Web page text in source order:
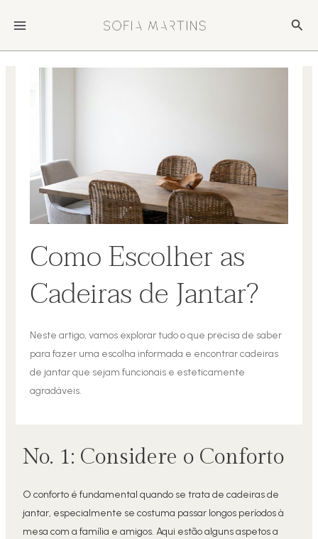
Como Escolher as
Cadeiras de Jantar?
Neste artigo, vamos explorar tudo o que precisa de saber
para fazer uma escolha informada e encontrar cadeiras
de jantar que sejam funcionais e esteticamente
agradáveis.
No. 1: Considere o Conforto
O conforto é fundamental quando se trata de cadeiras de
jantar, especialmente se costuma passar longos períodos à
mesa com a família e amigos. Aqui estão alguns aspetos a